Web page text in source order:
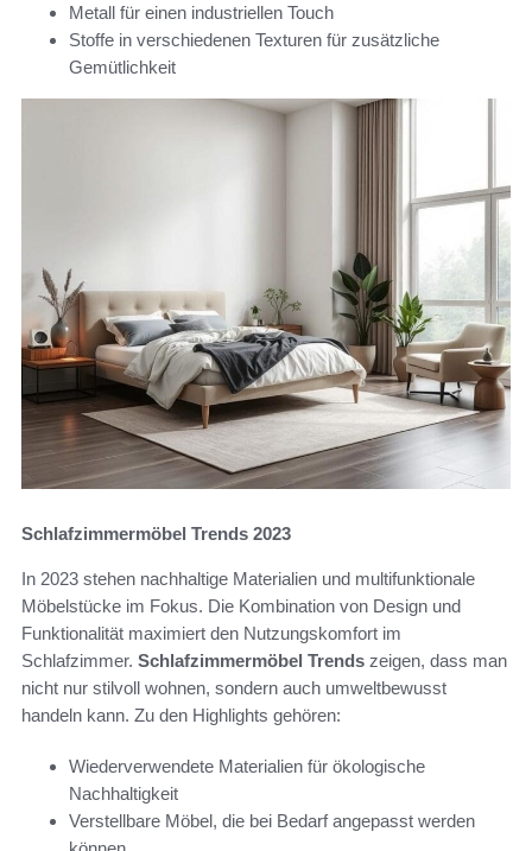
Metall für einen industriellen Touch
Stoffe in verschiedenen Texturen für zusätzliche
Gemütlichkeit
Schlafzimmermöbel Trends 2023
In 2023 stehen nachhaltige Materialien und multifunktionale
Möbelstücke im Fokus. Die Kombination von Design und
Funktionalität maximiert den Nutzungskomfort im
Schlafzimmer. Schlafzimmermöbel Trends zeigen, dass man
nicht nur stilvoll wohnen, sondern auch umweltbewusst
handeln kann. Zu den Highlights gehören:
Wiederverwendete Materialien für ökologische
Nachhaltigkeit
Verstellbare Möbel, die bei Bedarf angepasst werden